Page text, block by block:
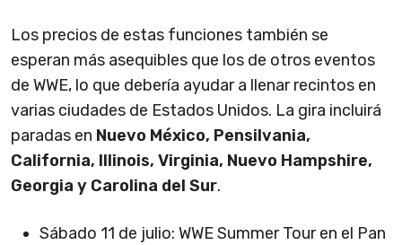
Los precios de estas funciones también se
esperan más asequibles que los de otros eventos
de WWE, lo que debería ayudar a llenar recintos en
varias ciudades de Estados Unidos. La gira incluirá
paradas en Nuevo México, Pensilvania,
California, Illinois, Virginia, Nuevo Hampshire,
Georgia y Carolina del Sur.
Sábado 11 de julio: WWE Summer Tour en el Pan